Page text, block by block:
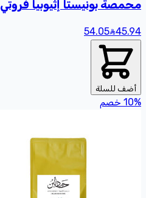
محمصة بونيستا إثيوبيا فروتي 250غ
45.94
54.05
أضف للسلة
10% خصم